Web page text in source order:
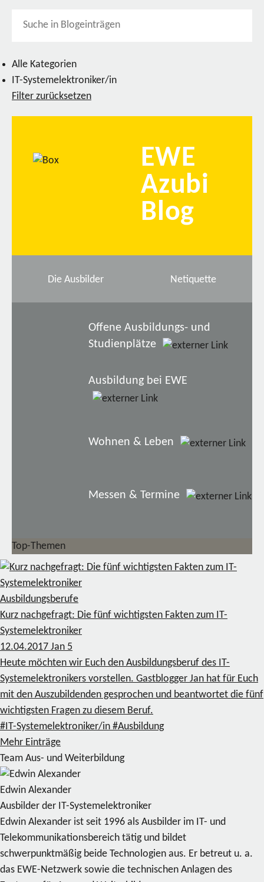
Alle Kategorien
IT-Systemelektroniker/in
Filter zurücksetzen
EWE
Azubi
Blog
Die Ausbilder Netiquette
Offene Ausbildungs- und
Studienplätze
Ausbildung bei EWE
Wohnen & Leben
Messen & Termine
Top-Themen
Ausbildungsberufe
Kurz nachgefragt: Die fünf wichtigsten Fakten zum IT-
Systemelektroniker
12.04.2017 Jan 5
Heute möchten wir Euch den Ausbildungsberuf des IT-
Systemelektronikers vorstellen. Gastblogger Jan hat für Euch
mit den Auszubildenden gesprochen und beantwortet die fünf
wichtigsten Fragen zu diesem Beruf.
#IT-Systemelektroniker/in #Ausbildung
Mehr Einträge
Team Aus- und Weiterbildung
Edwin Alexander
Ausbilder der IT-Systemelektroniker
Edwin Alexander ist seit 1996 als Ausbilder im IT- und
Telekommunikationsbereich tätig und bildet
schwerpunktmäßig beide Technologien aus. Er betreut u. a.
das EWE-Netzwerk sowie die technischen Anlagen des